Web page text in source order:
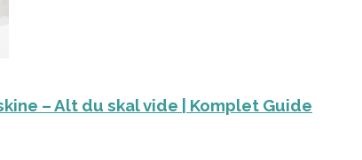
– Alt du skal vide | Komplet Guide